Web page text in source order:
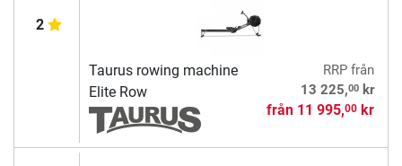
2
Taurus rowing machine
Elite Row
RRPfrån
13 225,00kr
från 11 995,00kr